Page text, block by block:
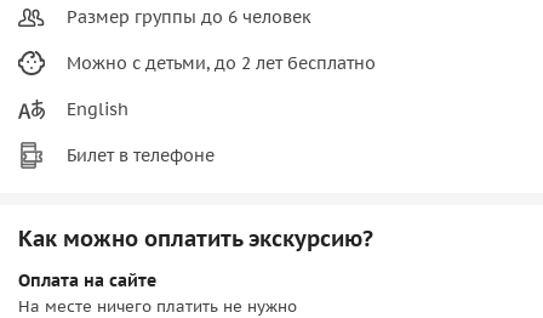
Размер группы до 6 человек
Можно с детьми, до 2 лет бесплатно
English
Билет в телефоне
Как можно оплатить экскурсию?
Оплата на сайте
На месте ничего платить не нужно